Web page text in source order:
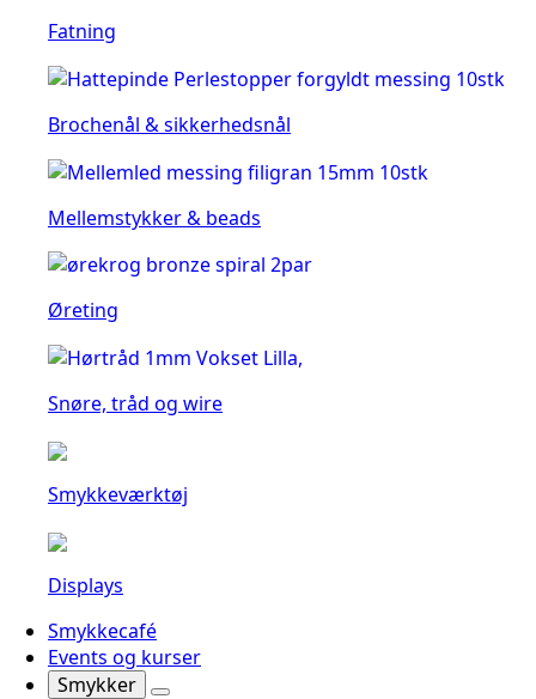
Fatning
Brochenål & sikkerhedsnål
Mellemstykker & beads
Øreting
Snøre, tråd og wire
Smykkeværktøj
Displays
Smykkecafé
Events og kurser
Smykker